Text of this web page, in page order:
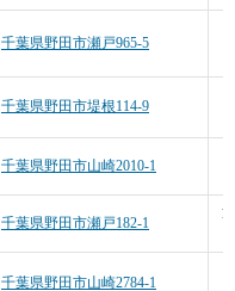
千葉県野田市瀬戸965-5
千葉県野田市堤根114-9
千葉県野田市山崎2010-1
千葉県野田市瀬戸182-1
千葉県野田市山崎2784-1